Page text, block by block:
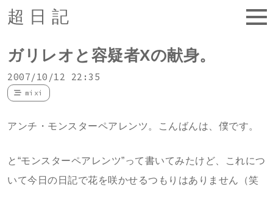
超日記
ガリレオと容疑者Xの献身。
2007/10/12 22:35
mixi
アンチ・モンスターペアレンツ。こんばんは、僕です。
と“モンスターペアレンツ”って書いてみたけど、これにつ
いて今日の日記で花を咲かせるつもりはありません（笑